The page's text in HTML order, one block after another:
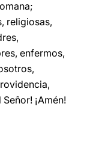
religiosas,
enfermos,
¡Amén!